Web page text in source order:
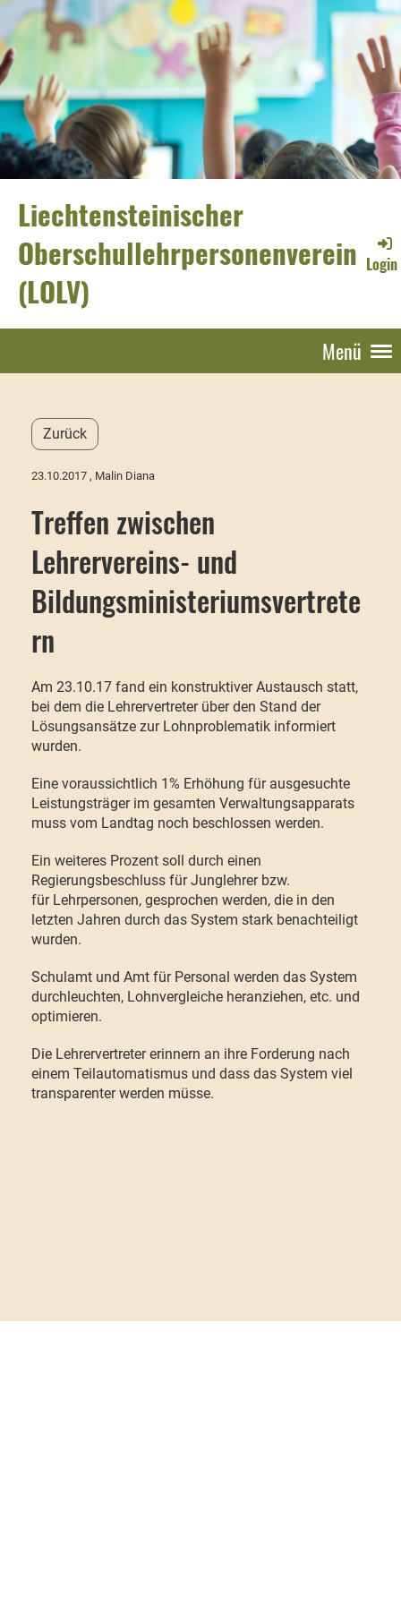
Liechtensteinischer
Oberschullehrpersonenverein
(LOLV)
Login
Menü
Zurück
23.10.2017 , Malin Diana
Treffen zwischen
Lehrervereins- und
Bildungsministeriumsvertrete
rn
Am 23.10.17 fand ein konstruktiver Austausch statt,
bei dem die Lehrervertreter über den Stand der
Lösungsansätze zur Lohnproblematik informiert
wurden.
Eine voraussichtlich 1% Erhöhung für ausgesuchte
Leistungsträger im gesamten Verwaltungsapparats
muss vom Landtag noch beschlossen werden.
Ein weiteres Prozent soll durch einen
Regierungsbeschluss für Junglehrer bzw.
für Lehrpersonen, gesprochen werden, die in den
letzten Jahren durch das System stark benachteiligt
wurden.
Schulamt und Amt für Personal werden das System
durchleuchten, Lohnvergleiche heranziehen, etc. und
optimieren.
Die Lehrervertreter erinnern an ihre Forderung nach
einem Teilautomatismus und dass das System viel
transparenter werden müsse.